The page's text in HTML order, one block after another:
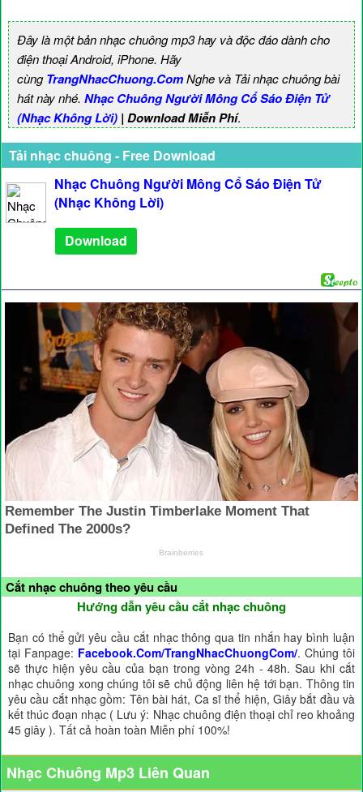
Đây là một bản nhạc chuông mp3 hay và độc đáo dành cho
điện thoại Android, iPhone. Hãy
cùngTrangNhacChuong.ComNghe và Tải nhạc chuông bài
hát này nhé. Nhạc Chuông Người Mông Cổ Sáo Điện Tử
(Nhạc Không Lời) | Download Miễn Phí.
Tải nhạc chuông - Free Download
Nhạc Chuông Người Mông Cổ Sáo Điện Tử
(Nhạc Không Lời)
Download
Cắt nhạc chuông theo yêu cầu
Hướng dẫn yêu cầu cắt nhạc chuông
Bạn có thể gửi yêu cầu cắt nhạc thông qua tin nhắn hay bình luận
tại Fanpage: Facebook.Com/TrangNhacChuongCom/. Chúng tôi
sẽ thực hiện yêu cầu của bạn trong vòng 24h - 48h. Sau khi cắt
nhạc chuông xong chúng tôi sẽ chủ động liên hệ tới bạn. Thông tin
yêu cầu cắt nhạc gồm: Tên bài hát, Ca sĩ thể hiện, Giây bắt đầu và
kết thúc đoạn nhạc ( Lưu ý: Nhạc chuông điện thoại chỉ reo khoảng
45 giây ). Tất cả hoàn toàn Miễn phí 100%!
Nhạc Chuông Mp3 Liên Quan